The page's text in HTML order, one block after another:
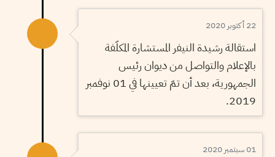
22 أكتوبر 2020
استقالة رشيدة النيفر المستشارة المكلّفة
بالإعلام والتواصل من ديوان رئيس
الجمهورية، بعد أن تمّ تعيينها في 01 نوفمبر
2019.
01 سبتمبر 2020